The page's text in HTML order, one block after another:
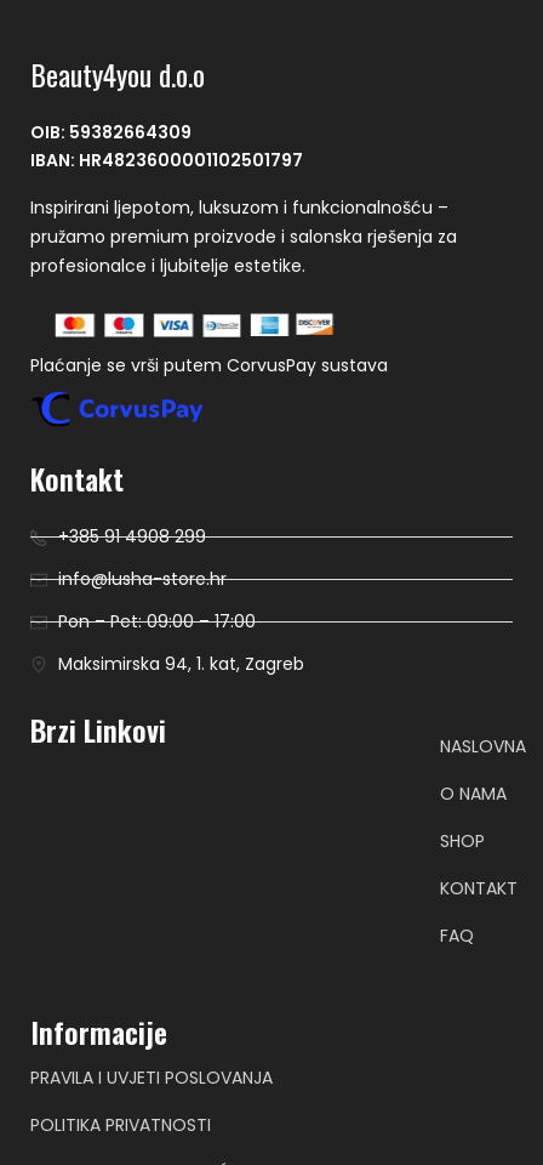
Beauty4you d.o.o
OIB: 59382664309
IBAN: HR4823600001102501797
Inspirirani ljepotom, luksuzom i funkcionalnošću –
pružamo premium proizvode i salonska rješenja za
profesionalce i ljubitelje estetike.
Plaćanje se vrši putem CorvusPay sustava
Kontakt
+385 91 4908 299
info@lusha-store.hr
Pon – Pet: 09:00 – 17:00
Maksimirska 94, 1. kat, Zagreb
Brzi Linkovi
NASLOVNA
O NAMA
SHOP
KONTAKT
FAQ
Informacije
PRAVILA I UVJETI POSLOVANJA
POLITIKA PRIVATNOSTI